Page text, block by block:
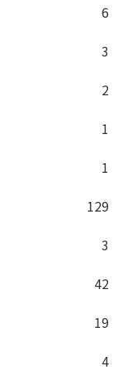
6
3
2
1
1
129
3
42
19
4